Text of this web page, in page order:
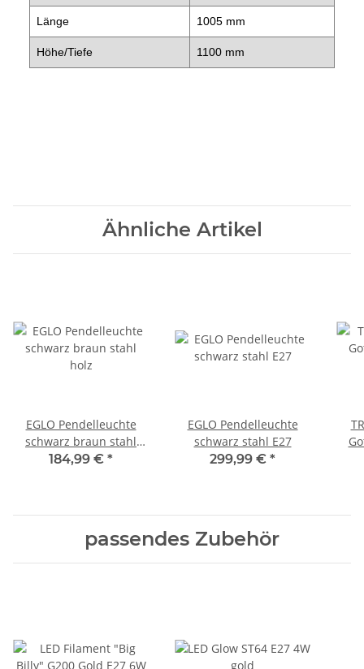
Länge 1005 mm
Höhe/Tiefe 1100 mm
Ähnliche Artikel
EGLO Pendelleuchte
schwarz braun stahl
holz
184,99 € *
EGLO Pendelleuchte
schwarz stahl E27
299,99 € *
passendes Zubehör